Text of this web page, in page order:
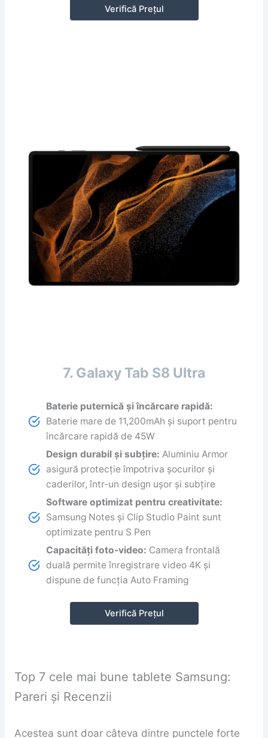
Verifică Prețul
7. Galaxy Tab S8 Ultra
Baterie puternică și încărcare rapidă:
Baterie mare de 11,200mAh și suport pentru
încărcare rapidă de 45W
Design durabil și subțire: Aluminiu Armor
asigură protecție împotriva șocurilor și
caderilor, într-un design ușor și subțire
Software optimizat pentru creativitate:
Samsung Notes și Clip Studio Paint sunt
optimizate pentru S Pen
Capacități foto-video: Camera frontală
duală permite înregistrare video 4K și
dispune de funcția Auto Framing
Verifică Prețul
Top 7 cele mai bune tablete Samsung:
Pareri și Recenzii
Acestea sunt doar câteva dintre punctele forte